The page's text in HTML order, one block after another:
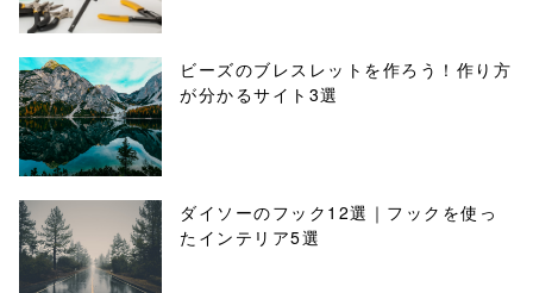
ビーズのブレスレットを作ろう！作り方
が分かるサイト3選
ダイソーのフック12選｜フックを使っ
たインテリア5選